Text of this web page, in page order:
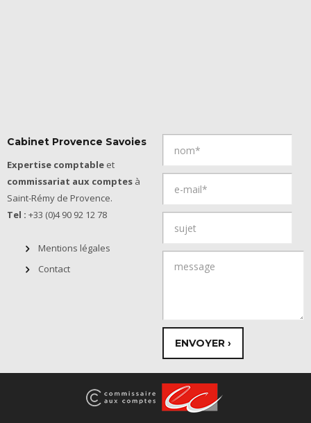
Cabinet Provence Savoies
Expertise comptable et
commissariat aux comptes à
Saint-Rémy de Provence.
Tel : +33 (0)4 90 92 12 78
Mentions légales
Contact